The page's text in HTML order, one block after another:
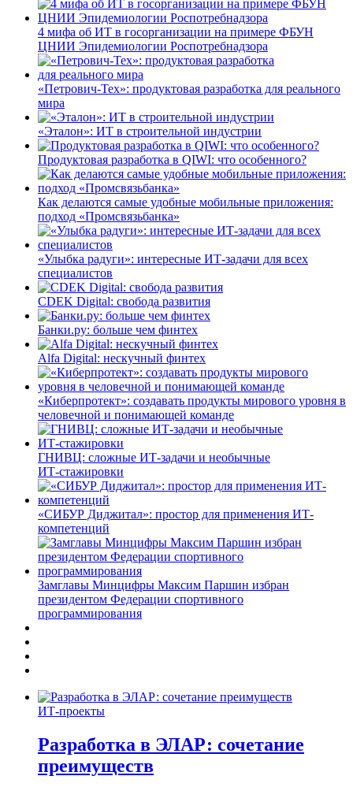
4 мифа об ИТ в госорганизации на примере ФБУН
ЦНИИ Эпидемиологии Роспотребнадзора
«Петрович-Тех»: продуктовая разработка для реального
мира
«Эталон»: ИТ в строительной индустрии
Продуктовая разработка в QIWI: что особенного?
Как делаются самые удобные мобильные приложения:
подход «Промсвязьбанка»
«Улыбка радуги»: интересные ИТ-задачи для всех
специалистов
CDEK Digital: свобода развития
Банки.ру: больше чем финтех
Alfa Digital: нескучный финтех
«Киберпротект»: создавать продукты мирового уровня в
человечной и понимающей команде
ГНИВЦ: сложные ИТ‑задачи и необычные
ИТ‑стажировки
«СИБУР Диджитал»: простор для применения ИТ-
компетенций
Замглавы Минцифры Максим Паршин избран
президентом Федерации спортивного
программирования
ИТ-проекты
Разработка в ЭЛАР: сочетание
преимуществ